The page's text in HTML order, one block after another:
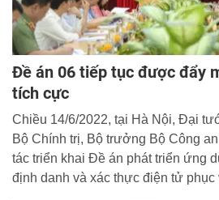
Đề án 06 tiếp tục được đẩy
tích cực
Chiều 14/6/2022, tại Hà Nội, Đại
Bộ Chính trị, Bộ trưởng Bộ Công
tác triển khai Đề án phát triển ứng
định danh và xác thực điện tử phục